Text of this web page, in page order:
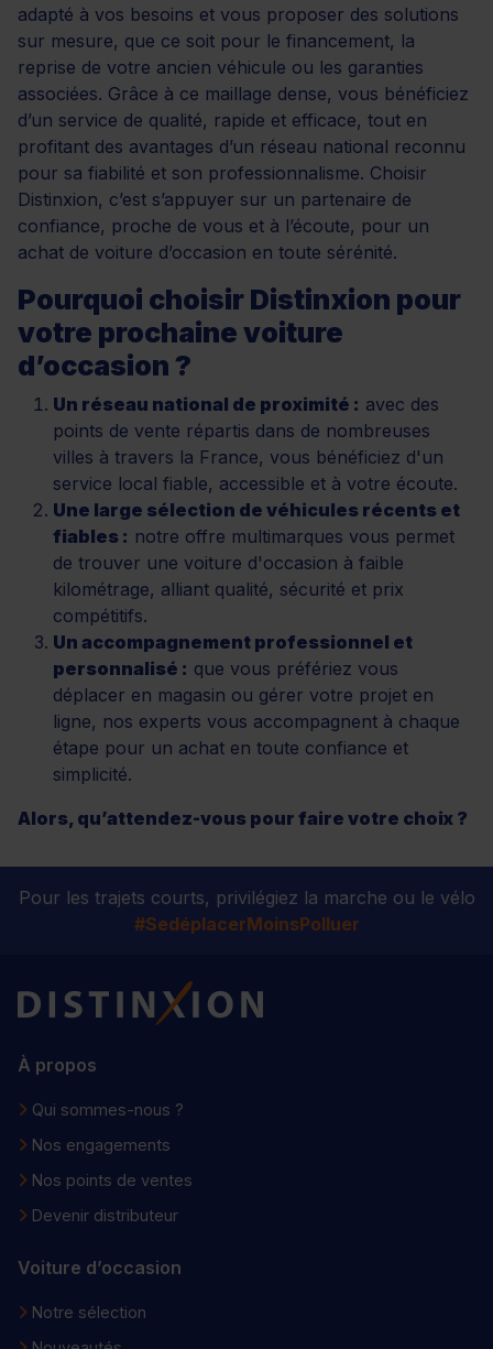
adapté à vos besoins et vous proposer des solutions
sur mesure, que ce soit pour le financement, la
reprise de votre ancien véhicule ou les garanties
associées. Grâce à ce maillage dense, vous bénéficiez
d’un service de qualité, rapide et efficace, tout en
profitant des avantages d’un réseau national reconnu
pour sa fiabilité et son professionnalisme. Choisir
Distinxion, c’est s’appuyer sur un partenaire de
confiance, proche de vous et à l’écoute, pour un
achat de voiture d’occasion en toute sérénité.
Pourquoi choisir Distinxion pour
votre prochaine voiture
d’occasion ?
Un réseau national de proximité : avec des
points de vente répartis dans de nombreuses
villes à travers la France, vous bénéficiez d'un
service local fiable, accessible et à votre écoute.
Une large sélection de véhicules récents et
fiables : notre offre multimarques vous permet
de trouver une voiture d'occasion à faible
kilométrage, alliant qualité, sécurité et prix
compétitifs.
Un accompagnement professionnel et
personnalisé : que vous préfériez vous
déplacer en magasin ou gérer votre projet en
ligne, nos experts vous accompagnent à chaque
étape pour un achat en toute confiance et
simplicité.
Alors, qu’attendez-vous pour faire votre choix ?
Pour les trajets courts, privilégiez la marche ou le vélo
#SedéplacerMoinsPolluer
Distinxion
À propos
Qui sommes-nous ?
Nos engagements
Nos points de ventes
Devenir distributeur
Voiture d’occasion
Notre sélection